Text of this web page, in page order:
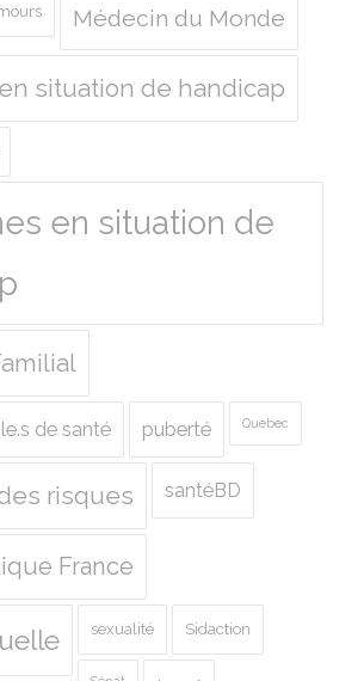
Médecin du Monde
situation de handicap
en situation de
de santé puberté Quebec
risques santéBD
France
sexualité Sidaction